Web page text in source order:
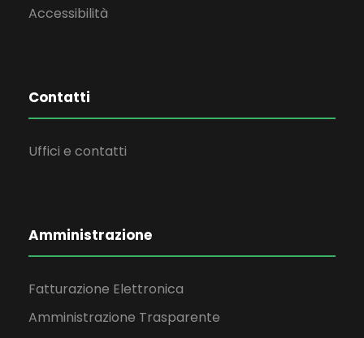
Accessibilità
Contatti
Uffici e contatti
Amministrazione
Fatturazione Elettronica
Amministrazione Trasparente